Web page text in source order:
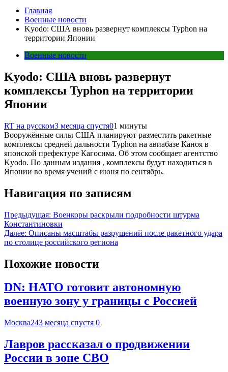
Главная
Военные новости
Kyodo: США вновь развернут комплексы Typhon на
территории Японии
Военные новости
Kyodo: США вновь развернут
комплексы Typhon на территории
Японии
RT на русском3 месяца спустя01 минуты
Вооружённые силы США планируют разместить ракетные
комплексы средней дальности Typhon на авиабазе Каноя в
японской префектуре Кагосима. Об этом сообщает агентство
Kyodo. По данным издания , комплексы будут находиться в
Японии во время учений с июня по сентябрь.
Навигация по записям
Предыдущая: Военкоры раскрыли подробности штурма
Константиновки
Далее: Описаны масштабы разрушений после ракетного удара
по столице российского региона
Похожие новости
DN: НАТО готовит автономную
военную зону у границы с Россией
Москва243 месяца спустя 0
Лавров рассказал о продвижении
России в зоне СВО